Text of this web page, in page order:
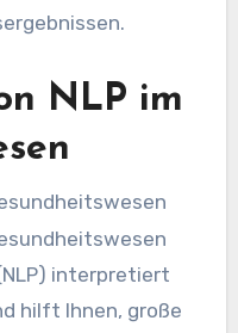
NLP im
interpretiert
hilft Ihnen, große